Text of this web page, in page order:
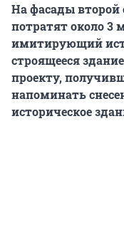
На фасады второй
потратят около 3
имитирующий
строящееся
проекту,
напоминать
историческое